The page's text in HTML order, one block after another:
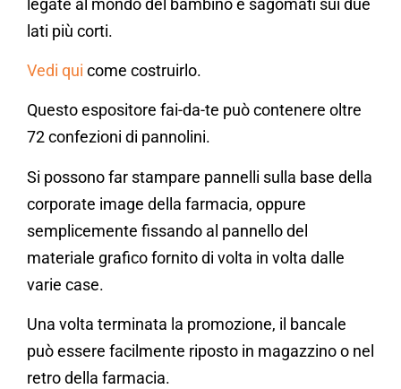
lati più corti.
Vedi qui come costruirlo.
Questo espositore fai-da-te può contenere oltre
72 confezioni di pannolini.
Si possono far stampare pannelli sulla base della
corporate image della farmacia, oppure
semplicemente fissando al pannello del
materiale grafico fornito di volta in volta dalle
varie case.
Una volta terminata la promozione, il bancale
può essere facilmente riposto in magazzino o nel
retro della farmacia.